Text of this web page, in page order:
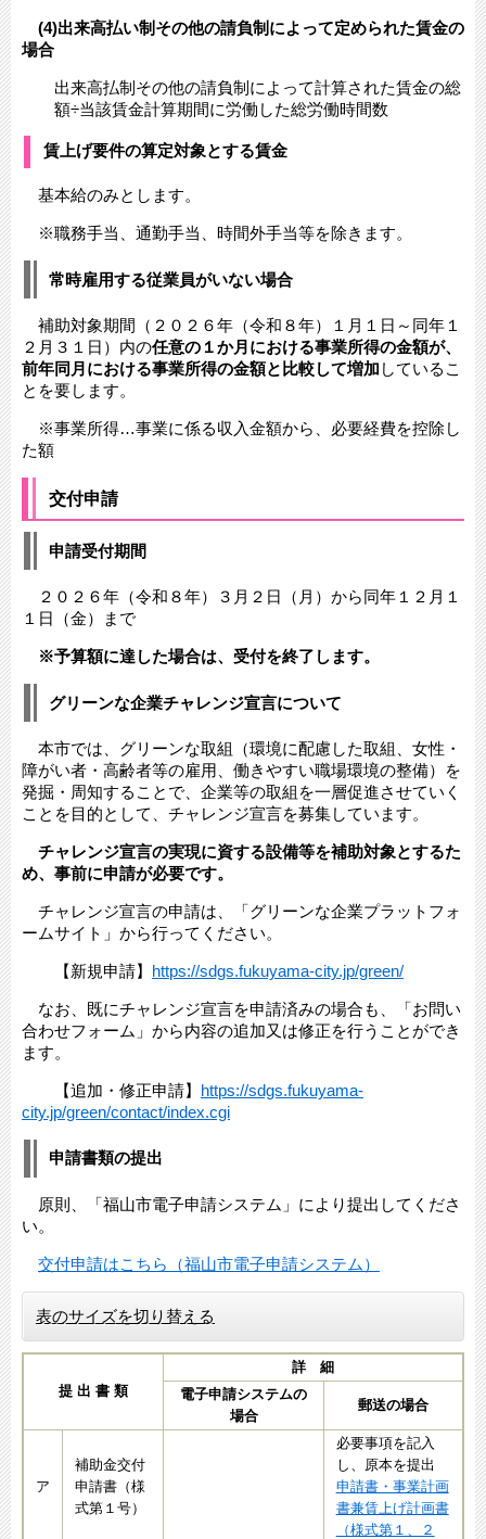
(4)出来高払い制その他の請負制によって定められた賃金の
場合
出来高払制その他の請負制によって計算された賃金の総
額÷当該賃金計算期間に労働した総労働時間数
賃上げ要件の算定対象とする賃金
基本給のみとします。
※職務手当、通勤手当、時間外手当等を除きます。
常時雇用する従業員がいない場合
補助対象期間（２０２６年（令和８年）１月１日～同年１
２月３１日）内の任意の１か月における事業所得の金額が、
前年同月における事業所得の金額と比較して増加 しているこ
とを要します。
※事業所得…事業に係る収入金額から、必要経費を控除し
た額
交付申請
申請受付期間
２０２６年（令和８年）３月２日（月）から同年１２月１
１日（金）まで
※予算額に達した場合は、受付を終了します。
グリーンな企業チャレンジ宣言について
本市では、グリーンな取組（環境に配慮した取組、女性・
障がい者・高齢者等の雇用、働きやすい職場環境の整備）を
発掘・周知することで、企業等の取組を一層促進させていく
ことを目的として、チャレンジ宣言を募集しています。
チャレンジ宣言の実現に資する設備等を補助対象とするた
め、事前に申請が必要です。
チャレンジ宣言の申請は、「グリーンな企業プラットフォ
ームサイト」から行ってください。
【新規申請】 https://sdgs.fukuyama-city.jp/green/
なお、既にチャレンジ宣言を申請済みの場合も、「お問い
合わせフォーム」から内容の追加又は修正を行うことができ
ます。
【追加・修正申請】 https://sdgs.fukuyama-
city.jp/green/contact/index.cgi
申請書類の提出
原則、「福山市電子申請システム」により提出してくださ
い。
交付申請はこちら（福山市電子申請システム）
表のサイズを切り替える
提 出 書 類
詳 細
電子申請システムの
場合
郵送の場合
ア
補助金交付
申請書（様
式第１号）
必要事項を記入
し、原本を提出
申請書・事業計画
書兼賃上げ計画書
（様式第１、２